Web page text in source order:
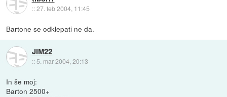
::27. feb 2004, 11:45
Bartone se odklepati ne da.
JIM22
:: 5. mar 2004, 20:13
In še moj:
Barton 2500+